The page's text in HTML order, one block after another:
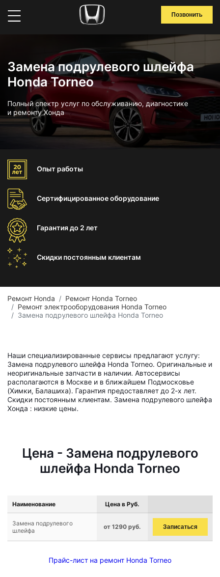
Позвонить
Замена подрулевого шлейфа
Honda Torneo
Полный спектр услуг по обслуживанию, диагностике
и ремонту Хонда
Опыт работы
Сертифицированноеоборудование
Гарантиядо 2 лет
Скидки постоянным клиентам
Ремонт Honda
Ремонт Honda Torneo
Ремонт электрооборудования Honda Torneo
Замена подрулевого шлейфа Honda Torneo
Наши специализированные сервисы предлагают услугу:
Замена подрулевого шлейфа Honda Torneo. Оригинальные и
неоригинальные запчасти в наличии. Автосервисы
располагаются в Москве и в ближайшем Подмосковье
(Химки, Балашиха). Гарантия предоставляет до 2-х лет.
Скидки постоянным клиентам. Замена подрулевого шлейфа
Хонда : низкие цены.
Цена - Замена подрулевого
шлейфа Honda Torneo
Наименование Цена в Руб.
Замена подрулевого
шлейфа
от 1290 руб. Записаться
Прайс-лист на ремонт Honda Torneo